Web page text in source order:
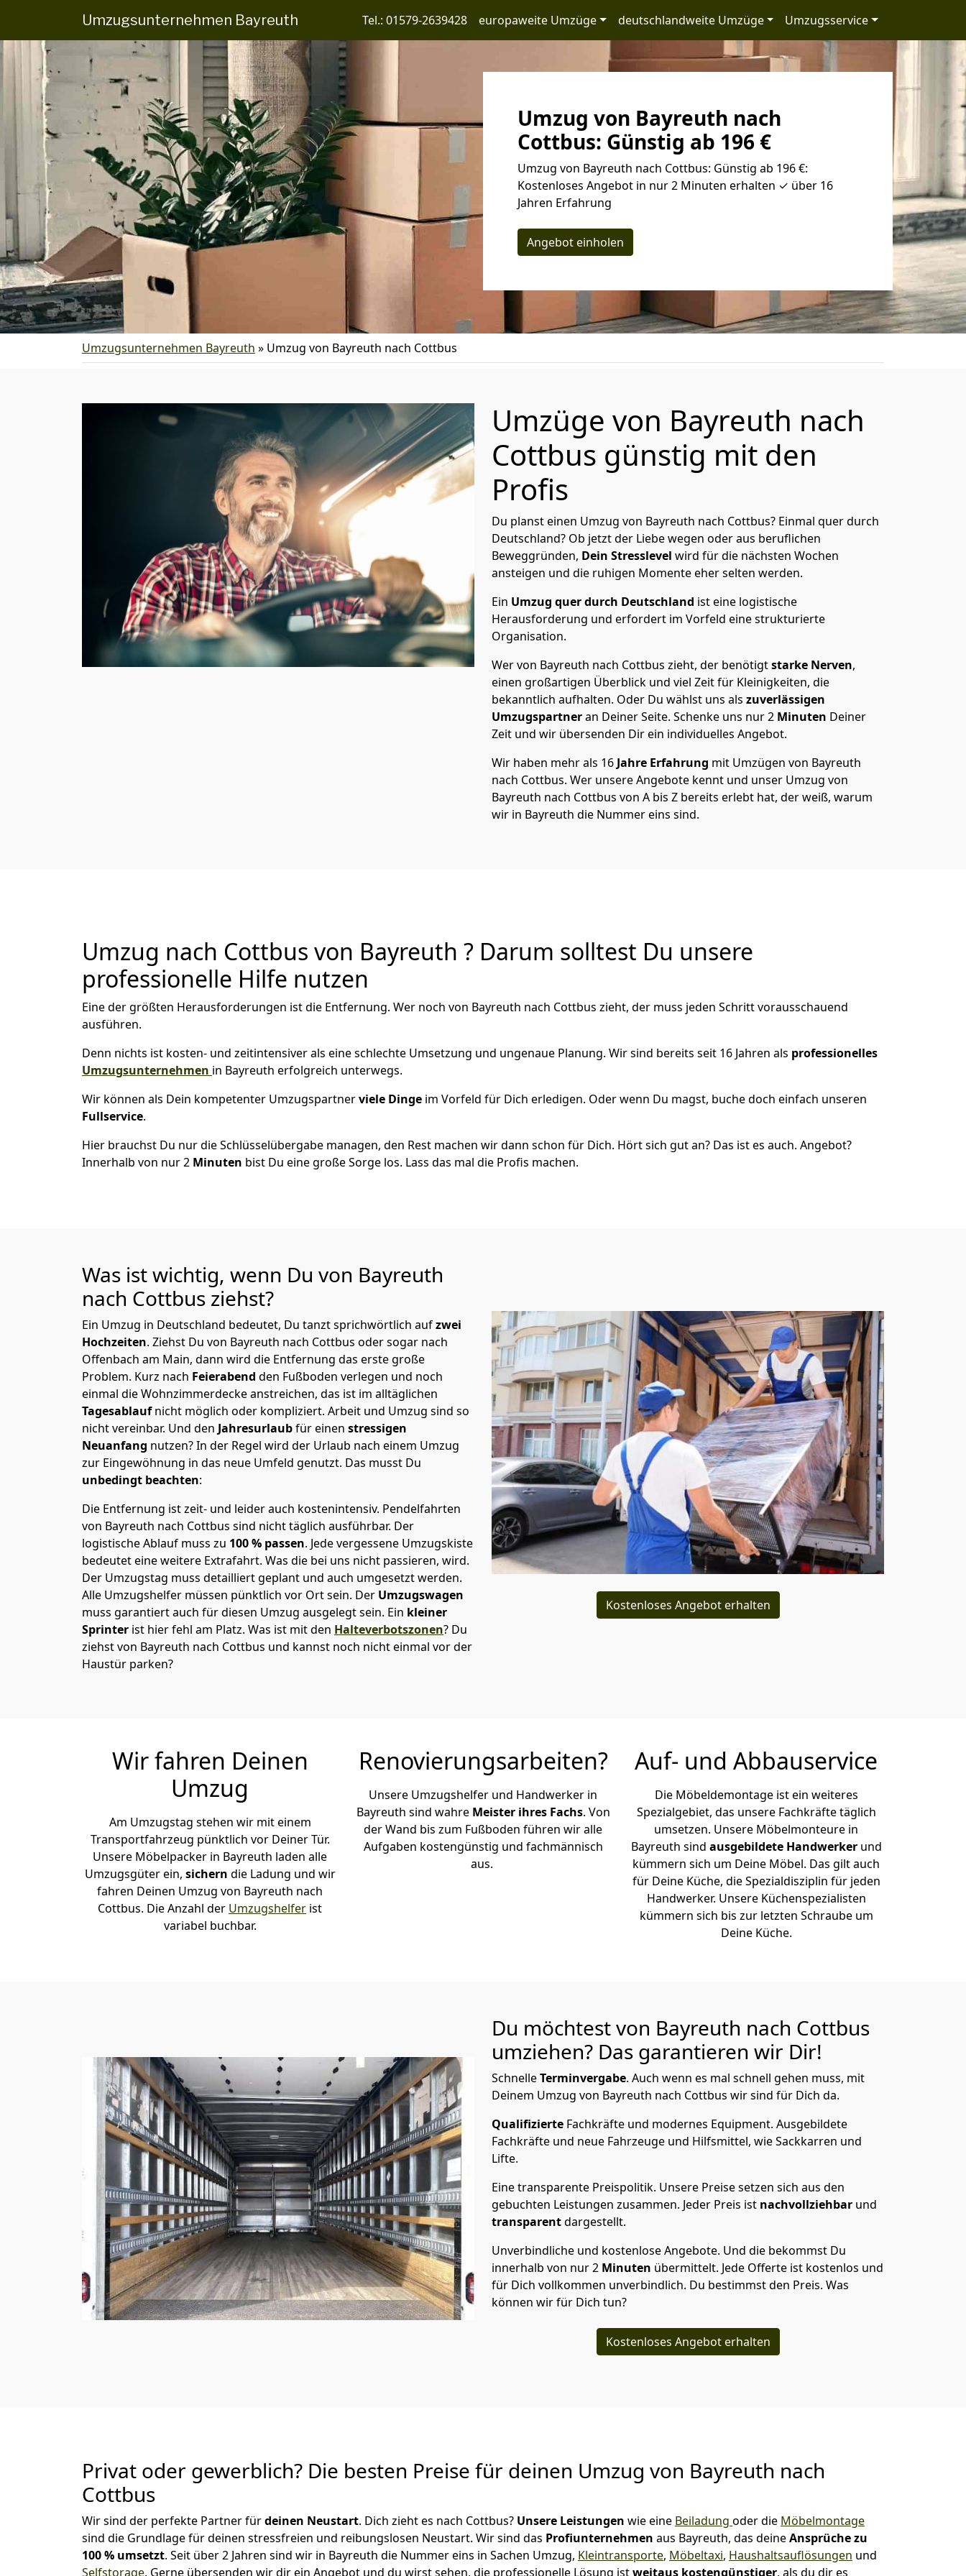
Umzugsunternehmen Bayreuth Tel.: 01579-2639428 europaweite Umzüge deutschlandweite Umzüge Umzugsservice
Umzug von Bayreuth nach
Cottbus: Günstig ab 196 €
Umzug von Bayreuth nach Cottbus: Günstig ab 196 €:
Kostenloses Angebot in nur 2 Minuten erhalten ✓ über 16
Jahren Erfahrung
Angebot einholen
Umzugsunternehmen Bayreuth » Umzug von Bayreuth nach Cottbus
Umzüge von Bayreuth nach
Cottbus günstig mit den
Profis
Du planst einen Umzug von Bayreuth nach Cottbus? Einmal quer durch
Deutschland? Ob jetzt der Liebe wegen oder aus beruflichen
Beweggründen, Dein Stresslevel wird für die nächsten Wochen
ansteigen und die ruhigen Momente eher selten werden.
Ein Umzug quer durch Deutschland ist eine logistische
Herausforderung und erfordert im Vorfeld eine strukturierte
Organisation.
Wer von Bayreuth nach Cottbus zieht, der benötigtstarke Nerven,
einen großartigen Überblick und viel Zeit für Kleinigkeiten, die
bekanntlich aufhalten. Oder Du wählst uns als zuverlässigen
Umzugspartneran Deiner Seite. Schenke uns nur2 Minuten Deiner
Zeit und wir übersenden Dir ein individuelles Angebot.
Wir haben mehr als 16 Jahre Erfahrung mit Umzügen von Bayreuth
nach Cottbus. Wer unsere Angebote kennt und unser Umzug von
Bayreuth nach Cottbus von A bis Z bereits erlebt hat, der weiß, warum
wir in Bayreuth die Nummer eins sind.
Umzug nach Cottbus von Bayreuth ? Darum solltest Du unsere
professionelle Hilfe nutzen
Eine der größten Herausforderungen ist die Entfernung. Wer noch von Bayreuth nach Cottbus zieht, der muss jeden Schritt vorausschauend
ausführen.
Denn nichts ist kosten- und zeitintensiver als eine schlechte Umsetzung und ungenaue Planung. Wir sind bereits seit 16 Jahren als professionelles
Umzugsunternehmen in Bayreuth erfolgreich unterwegs.
Wir können als Dein kompetenter Umzugspartnerviele Dinge im Vorfeld für Dich erledigen. Oder wenn Du magst, buche doch einfach unseren
Fullservice.
Hier brauchst Du nur die Schlüsselübergabe managen, den Rest machen wir dann schon für Dich. Hört sich gut an? Das ist es auch. Angebot?
Innerhalb von nur 2 Minuten bist Du eine große Sorge los. Lass das mal die Profis machen.
Was ist wichtig, wenn Du von Bayreuth
nach Cottbus ziehst?
Ein Umzug in Deutschland bedeutet, Du tanzt sprichwörtlich aufzwei
Hochzeiten. Ziehst Du von Bayreuth nach Cottbus oder sogar nach
Offenbach am Main, dann wird die Entfernung das erste große
Problem. Kurz nach Feierabend den Fußboden verlegen und noch
einmal die Wohnzimmerdecke anstreichen, das ist im alltäglichen
Tagesablaufnicht möglich oder kompliziert. Arbeit und Umzug sind so
nicht vereinbar. Und den Jahresurlaubfür einen stressigen
Neuanfang nutzen? In der Regel wird der Urlaub nach einem Umzug
zur Eingewöhnung in das neue Umfeld genutzt. Das musst Du
unbedingt beachten:
Die Entfernung ist zeit- und leider auch kostenintensiv. Pendelfahrten
von Bayreuth nach Cottbus sind nicht täglich ausführbar. Der
logistische Ablauf muss zu 100 % passen. Jede vergessene Umzugskiste
bedeutet eine weitere Extrafahrt. Was die bei uns nicht passieren, wird.
Der Umzugstag muss detailliert geplant und auch umgesetzt werden.
Alle Umzugshelfer müssen pünktlich vor Ort sein. Der Umzugswagen
muss garantiert auch für diesen Umzug ausgelegt sein. Ein kleiner
Sprinter ist hier fehl am Platz. Was ist mit den Halteverbotszonen? Du
ziehst von Bayreuth nach Cottbus und kannst noch nicht einmal vor der
Haustür parken?
Kostenloses Angebot erhalten
Wir fahren Deinen
Umzug
Am Umzugstag stehen wir mit einem
Transportfahrzeug pünktlich vor Deiner Tür.
Unsere Möbelpacker in Bayreuth laden alle
Umzugsgüter ein, sichern die Ladung und wir
fahren Deinen Umzug von Bayreuth nach
Cottbus. Die Anzahl der Umzugshelfer ist
variabel buchbar.
Renovierungsarbeiten?
Unsere Umzugshelfer und Handwerker in
Bayreuth sind wahre Meister ihres Fachs. Von
der Wand bis zum Fußboden führen wir alle
Aufgaben kostengünstig und fachmännisch
aus.
Auf- und Abbauservice
Die Möbeldemontage ist ein weiteres
Spezialgebiet, das unsere Fachkräfte täglich
umsetzen. Unsere Möbelmonteure in
Bayreuth sind ausgebildete Handwerker und
kümmern sich um Deine Möbel. Das gilt auch
für Deine Küche, die Spezialdisziplin für jeden
Handwerker. Unsere Küchenspezialisten
kümmern sich bis zur letzten Schraube um
Deine Küche.
Du möchtest von Bayreuth nach Cottbus
umziehen? Das garantieren wir Dir!
SchnelleTerminvergabe. Auch wenn es mal schnell gehen muss, mit
Deinem Umzug von Bayreuth nach Cottbus wir sind für Dich da.
Qualifizierte Fachkräfte und modernes Equipment. Ausgebildete
Fachkräfte und neue Fahrzeuge und Hilfsmittel, wie Sackkarren und
Lifte.
Eine transparente Preispolitik. Unsere Preise setzen sich aus den
gebuchten Leistungen zusammen. Jeder Preis ist nachvollziehbar und
transparentdargestellt.
Unverbindliche und kostenlose Angebote. Und die bekommst Du
innerhalb von nur2 Minuten übermittelt. Jede Offerte ist kostenlos und
für Dich vollkommen unverbindlich. Du bestimmst den Preis. Was
können wir für Dich tun?
Kostenloses Angebot erhalten
Privat oder gewerblich? Die besten Preise für deinen Umzug von Bayreuth nach
Cottbus
Wir sind der perfekte Partner fürdeinen Neustart. Dich zieht es nach Cottbus? Unsere Leistungen wie eine Beiladung oder die Möbelmontage
sind die Grundlage für deinen stressfreien und reibungslosen Neustart. Wir sind das Profiunternehmen aus Bayreuth, das deineAnsprüche zu
100 % umsetzt. Seit über 2 Jahren sind wir in Bayreuth die Nummer eins in Sachen Umzug, Kleintransporte, Möbeltaxi, Haushaltsauflösungen und
Selfstorage. Gerne übersenden wir dir ein Angebot und du wirst sehen, die professionelle Lösung istweitaus kostengünstiger, als du dir es